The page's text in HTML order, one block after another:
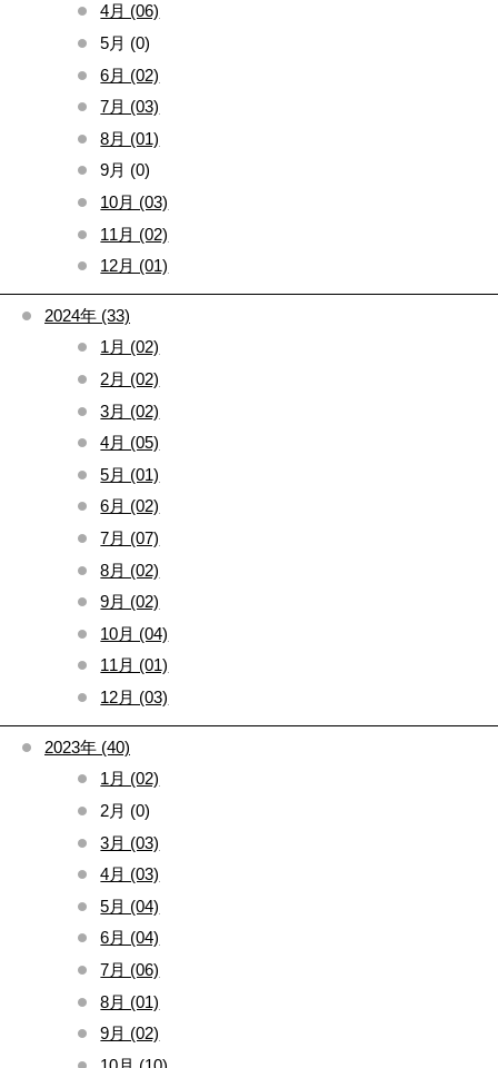
4月 (06)
5月 (0)
6月 (02)
7月 (03)
8月 (01)
9月 (0)
10月 (03)
11月 (02)
12月 (01)
2024年 (33)
1月 (02)
2月 (02)
3月 (02)
4月 (05)
5月 (01)
6月 (02)
7月 (07)
8月 (02)
9月 (02)
10月 (04)
11月 (01)
12月 (03)
2023年 (40)
1月 (02)
2月 (0)
3月 (03)
4月 (03)
5月 (04)
6月 (04)
7月 (06)
8月 (01)
9月 (02)